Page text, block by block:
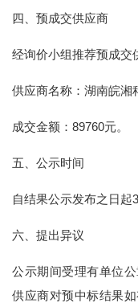
四、预成交供应商
经询价小组推荐预成交
供应商名称：湖南皖湘
成交金额：89760元。
五、公示时间
自结果公示发布之日起
六、提出异议
公示期间受理有单位
供应商对预中标结果